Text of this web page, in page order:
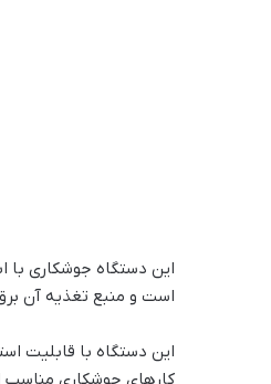
است و منبع تغذیه آن
این دستگاه با قابلیت